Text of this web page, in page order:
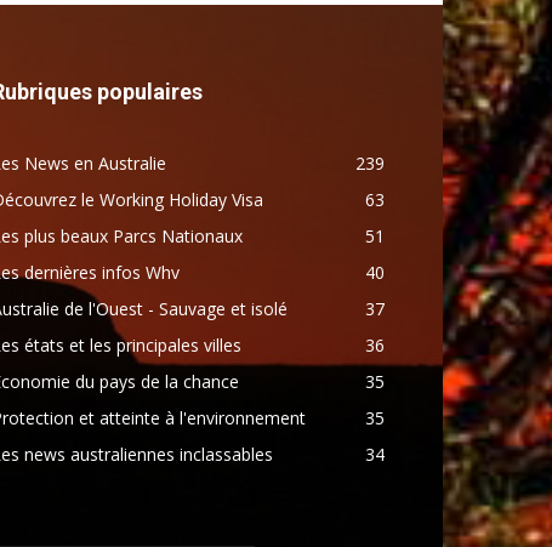
populaires
News en Australie
239
le Working Holiday Visa
63
plus beaux Parcs Nationaux
51
dernières infos Whv
40
de l'Ouest - Sauvage et isolé
37
états et les principales villes
36
du pays de la chance
35
et atteinte à l'environnement
35
news australiennes inclassables
34